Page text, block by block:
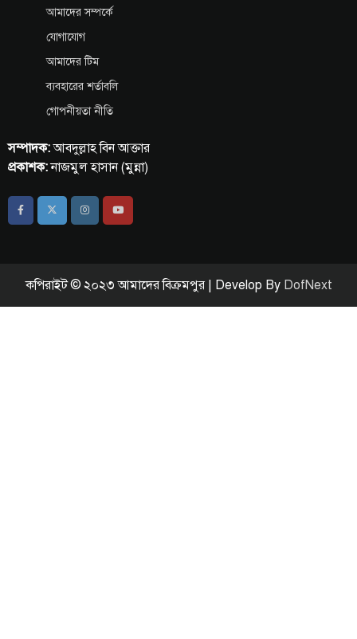
আমাদের সম্পর্কে
যোগাযোগ
আমাদের টিম
ব্যবহারের শর্তাবলি
গোপনীয়তা নীতি
সম্পাদক:আবদুল্লাহ বিন আক্তার
প্রকাশক:নাজমুল হাসান (মুন্না)
কপিরাইট © ২০২৩ আমাদের বিক্রমপুর | Develop By DofNext